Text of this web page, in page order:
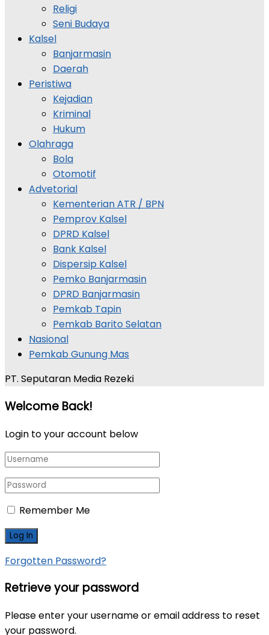
Religi
Seni Budaya
Kalsel
Banjarmasin
Daerah
Peristiwa
Kejadian
Kriminal
Hukum
Olahraga
Bola
Otomotif
Advetorial
Kementerian ATR / BPN
Pemprov Kalsel
DPRD Kalsel
Bank Kalsel
Dispersip Kalsel
Pemko Banjarmasin
DPRD Banjarmasin
Pemkab Tapin
Pemkab Barito Selatan
Nasional
Pemkab Gunung Mas
PT. Seputaran Media Rezeki
Welcome Back!
Login to your account below
Remember Me
Forgotten Password?
Retrieve your password
Please enter your username or email address to reset
your password.